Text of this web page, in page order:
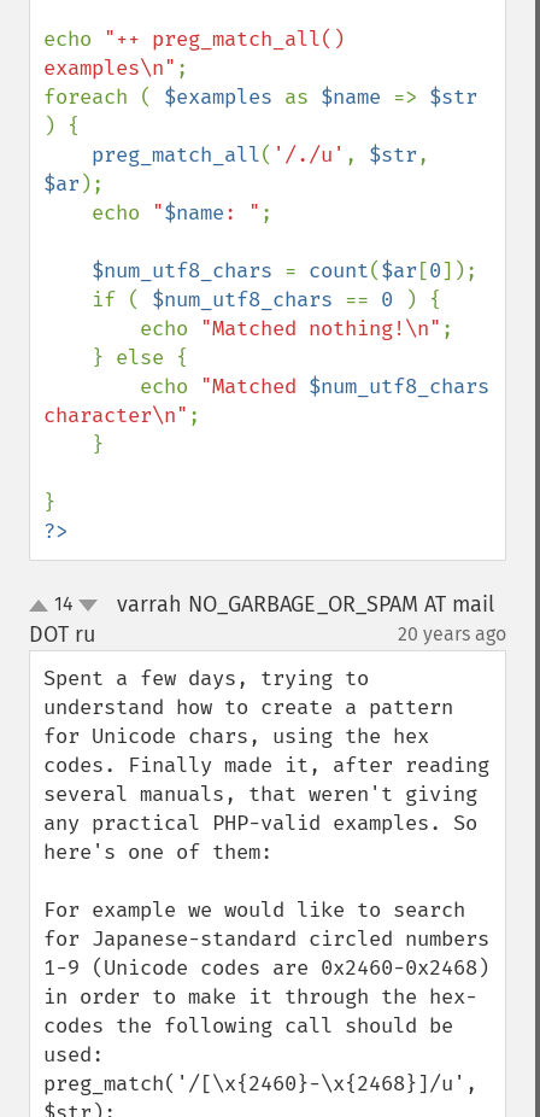
echo "++ preg_match_all()
examples\n" ;
foreach ( $examples as $name =>
) {
preg_match_all( '/./u' , $str
$ar );
    echo
"$name: " ;
$num_utf8_chars = count($ar [0]);
    if (
$num_utf8_chars == 0
) {
        echo
"Matched nothing!\n" ;
        echo
"Matched $num_utf8_chars
character\n" ;
?>
up
down
14
varrah NO_GARBAGE_OR_SPAM AT mail
DOT ru
20 years ago
Spent a few days, trying to
understand how to create a pattern
for Unicode chars, using the hex
codes. Finally made it, after reading
several manuals, that weren't giving
any practical PHP-valid examples. So
here's one of them:
For example we would like to search
for Japanese-standard circled numbers
1-9 (Unicode codes are 0x2460-0x2468)
in order to make it through the hex-
codes the following call should be
used:
preg_match('/[\x{2460}-\x{2468}]/u',